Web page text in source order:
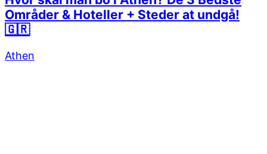
Områder & Hoteller + Steder at undgå!
🇬🇷
Athen